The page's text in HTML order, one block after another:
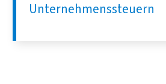
Unternehmenssteuern